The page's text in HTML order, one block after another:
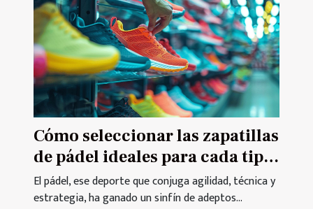
Cómo seleccionar las zapatillas
de pádel ideales para cada tipo
de jugador
El pádel, ese deporte que conjuga agilidad, técnica y
estrategia, ha ganado un sinfín de adeptos...